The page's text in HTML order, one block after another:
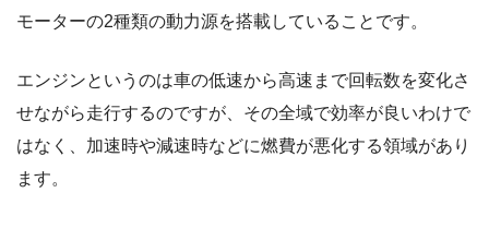
モーターの2種類の動力源を搭載していることです。
エンジンというのは車の低速から高速まで回転数を変化さ
せながら走行するのですが、その全域で効率が良いわけで
はなく、加速時や減速時などに燃費が悪化する領域があり
ます。